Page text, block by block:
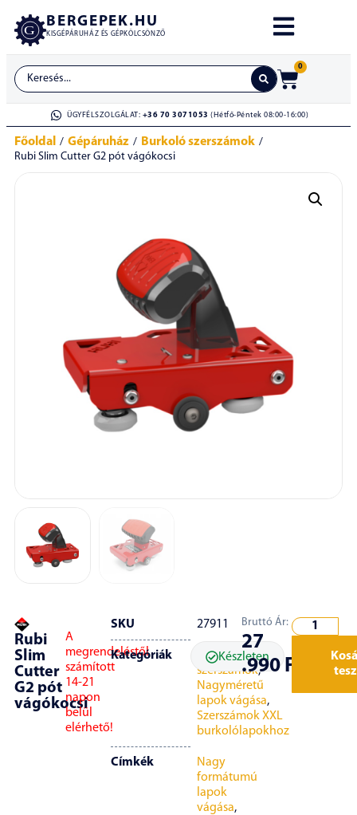
BERGEPEK.HU
KISGÉPÁRUHÁZ ÉS GÉPKÖLCSÖNZŐ
0
ÜGYFÉLSZOLGÁLAT: +36 70 3071053 (Hétfő-Péntek 08:00-16:00)
Főoldal / Gépáruház / Burkoló szerszámok /
Rubi Slim Cutter G2 pót vágókocsi
Rubi
Slim
Cutter
G2 pót
vágókocsi
A
megrendeléstől
számított
14-21
napon
belül
elérhető!
SKU 27911
Kategóriák
Burkoló
szerszámok,
Nagyméretű
lapok vágása,
Szerszámok XXL
burkolólapokhoz
Címkék
Nagy
formátumú
lapok
vágása,
Készleten
Bruttó Ár:
27
.990 Ft